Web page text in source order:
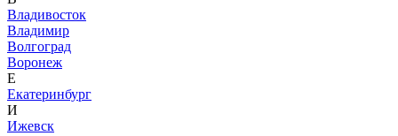
Владивосток
Владимир
Волгоград
Воронеж
Е
Екатеринбург
И
Ижевск